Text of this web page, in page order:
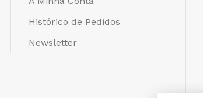
Histórico de Pedidos
Newsletter